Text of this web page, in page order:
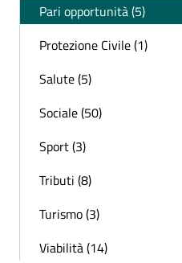
Pari opportunità (5)
Protezione Civile (1)
Salute (5)
Sociale (50)
Sport (3)
Tributi (8)
Turismo (3)
Viabilità (14)